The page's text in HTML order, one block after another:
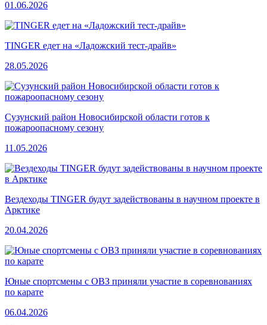
01.06.2026
TINGER едет на «Ладожский тест-драйв»
28.05.2026
Сузунский район Новосибирской области готов к
пожароопасному сезону
11.05.2026
Вездеходы TINGER будут задействованы в научном проекте в
Арктике
20.04.2026
Юные спортсмены с ОВЗ приняли участие в соревнованиях
по карате
06.04.2026